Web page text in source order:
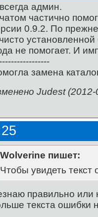
админ.
частично
0.9.2. По
не помогает. И
замена
Judest
Wolverine пишет:
Чтобы увидеть текст
правильно или
текста ошибки